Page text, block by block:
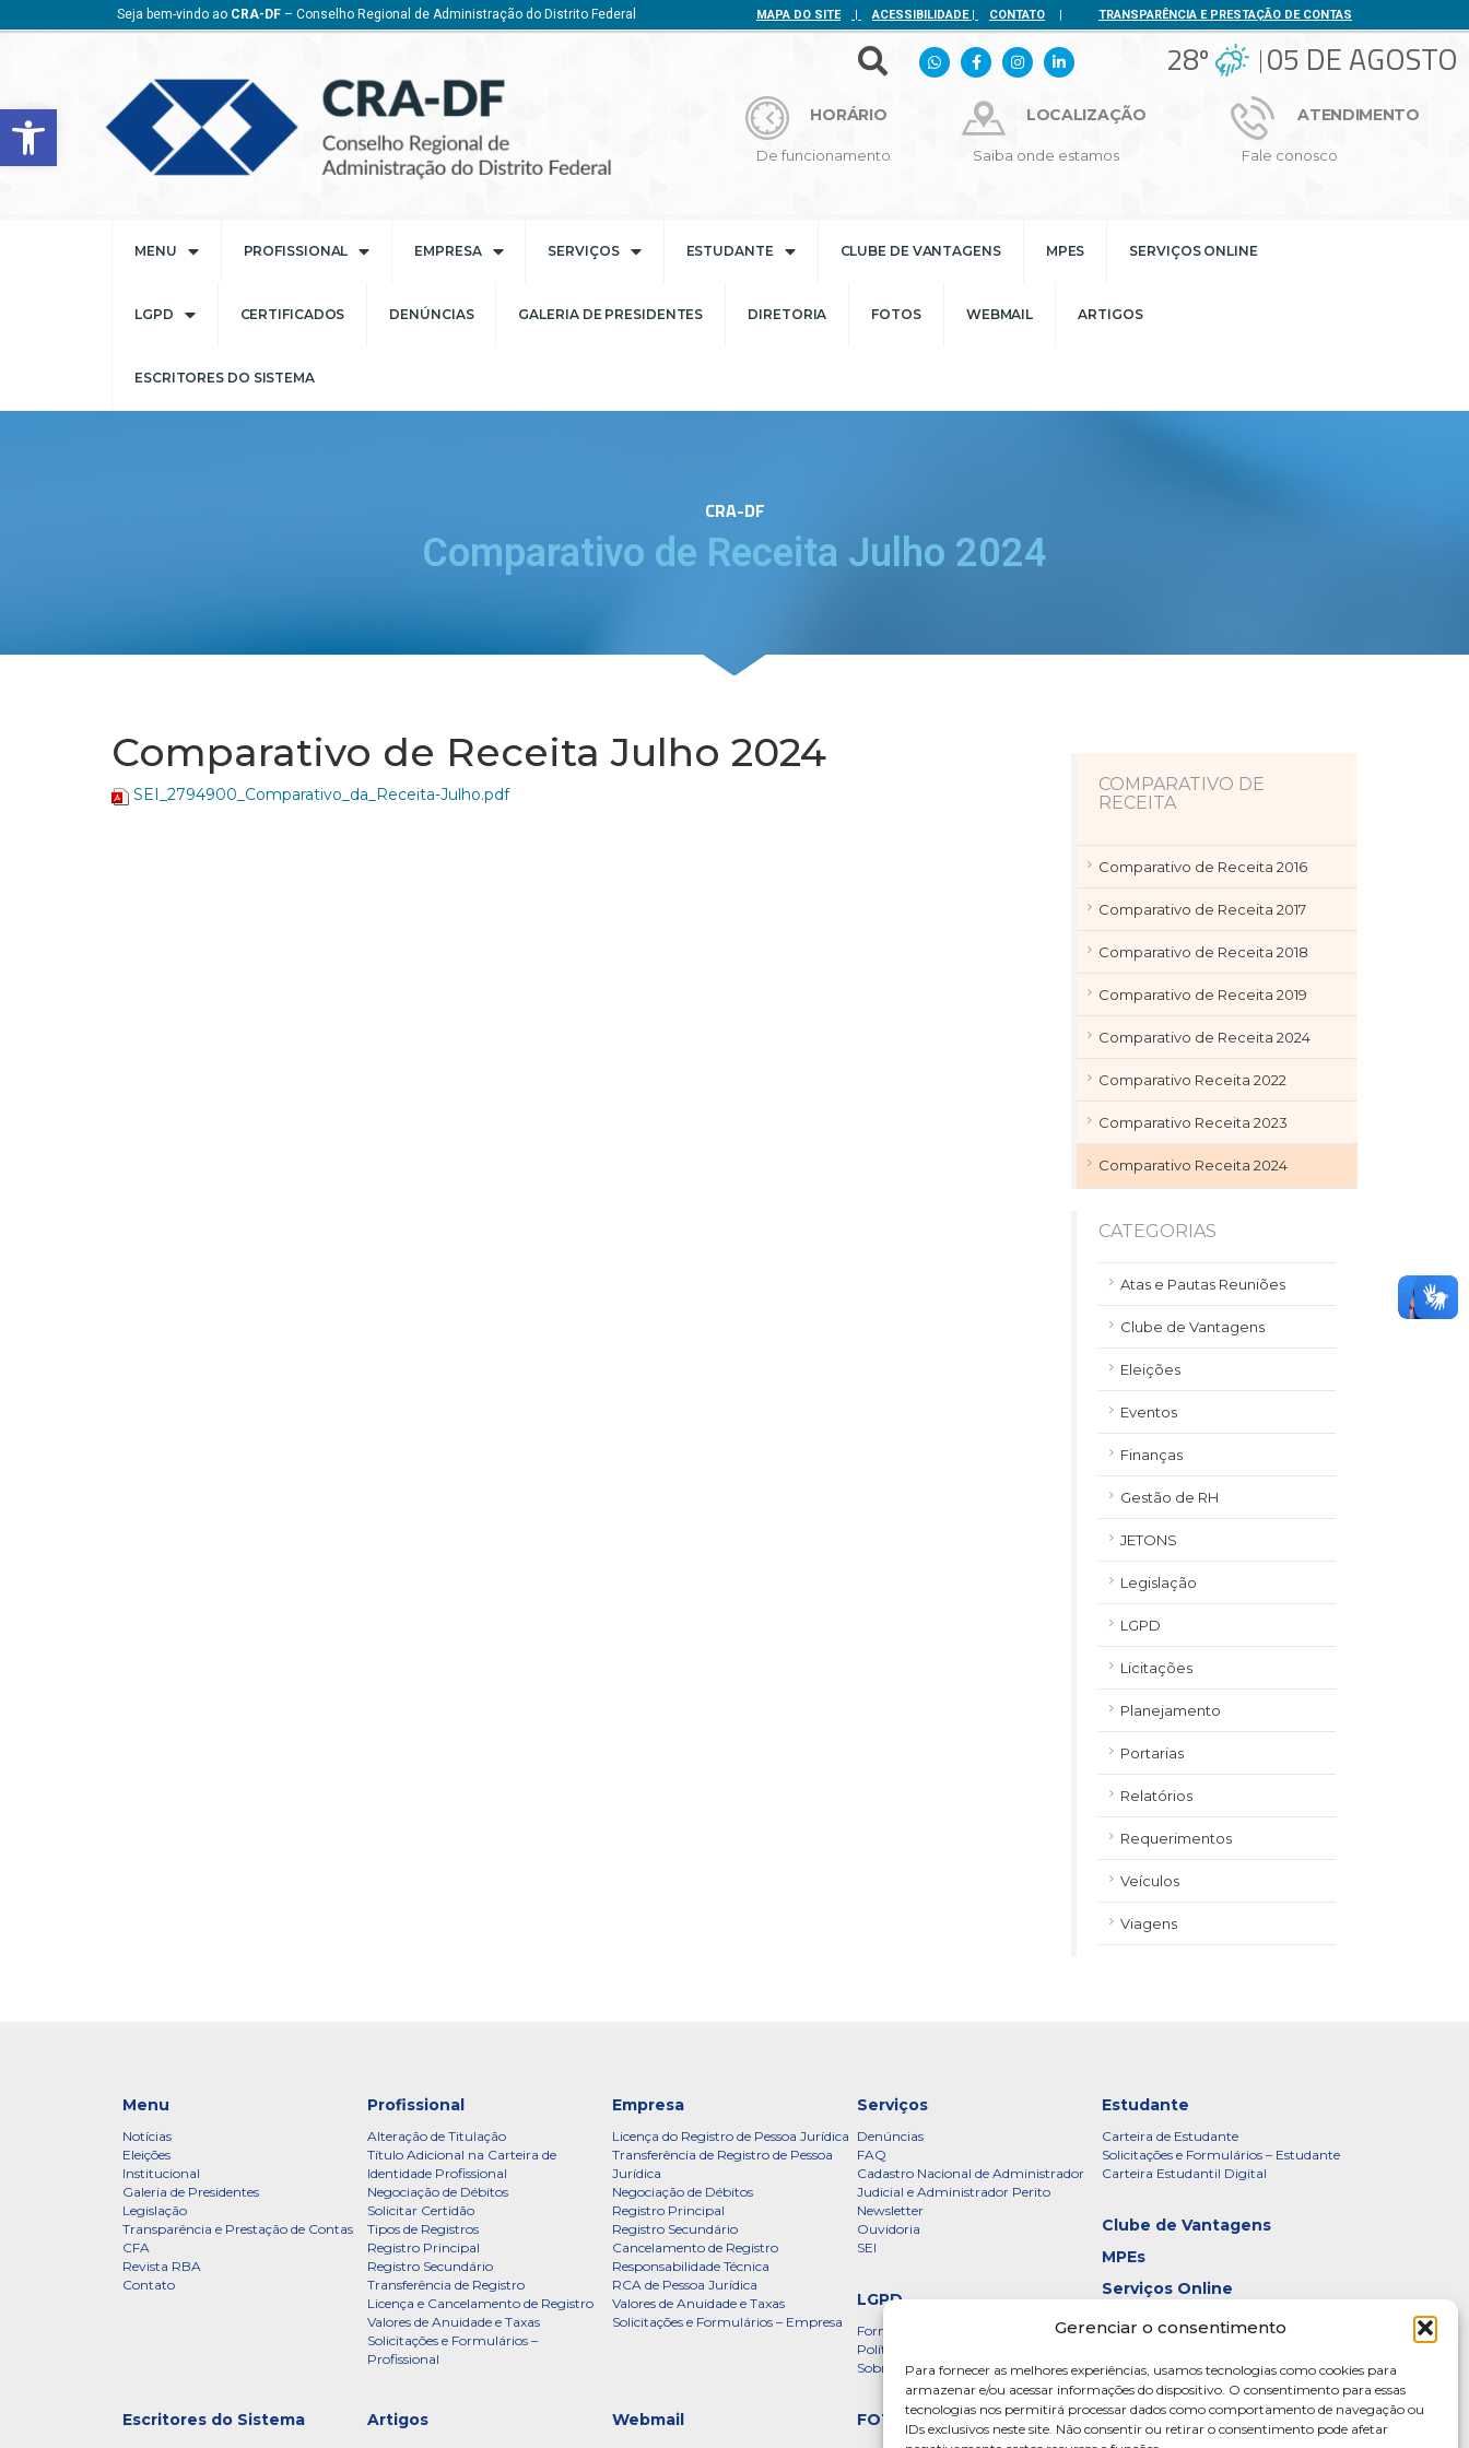
Barra de Ferramentas Aberta
Gerenciar o consentimento
Para fornecer as melhores experiências, usamos tecnologias como cookies para
armazenar e/ou acessar informações do dispositivo. O consentimento para essas
tecnologias nos permitirá processar dados como comportamento de navegação ou
IDs exclusivos neste site. Não consentir ou retirar o consentimento pode afetar
Seja bem-vindo ao CRA-DF – Conselho Regional de Administração do Distrito Federal MAPA DO SITE | ACESSIBILIDADE| CONTATO | TRANSPARÊNCIA E PRESTAÇÃO DE CONTAS
28º 05 DE AGOSTO
HORÁRIO
De funcionamento
LOCALIZAÇÃO
Saiba onde estamos
ATENDIMENTO
Fale conosco
MENU PROFISSIONAL EMPRESA SERVIÇOS ESTUDANTE CLUBE DE VANTAGENS MPES SERVIÇOS ONLINE
LGPD CERTIFICADOS DENÚNCIAS GALERIA DE PRESIDENTES DIRETORIA FOTOS WEBMAIL ARTIGOS
ESCRITORES DO SISTEMA
CRA-DF
Comparativo de Receita Julho 2024
Comparativo de Receita Julho 2024
SEI_2794900_Comparativo_da_Receita-Julho.pdf
COMPARATIVO DE
RECEITA
Comparativo de Receita 2016
Comparativo de Receita 2017
Comparativo de Receita 2018
Comparativo de Receita 2019
Comparativo de Receita 2024
Comparativo Receita 2022
Comparativo Receita 2023
Comparativo Receita 2024
CATEGORIAS
Atas e Pautas Reuniões
Clube de Vantagens
Eleições
Eventos
Finanças
Gestão de RH
JETONS
Legislação
LGPD
Licitações
Planejamento
Portarias
Relatórios
Requerimentos
Veículos
Viagens
Menu
Notícias
Eleições
Institucional
Galeria de Presidentes
Legislação
Transparência e Prestação de Contas
CFA
Revista RBA
Contato
Profissional
Alteração de Titulação
Título Adicional na Carteira de
Identidade Profissional
Negociação de Débitos
Solicitar Certidão
Tipos de Registros
Registro Principal
Registro Secundário
Transferência de Registro
Licença e Cancelamento de Registro
Valores de Anuidade e Taxas
Solicitações e Formulários –
Profissional
Empresa
Licença do Registro de Pessoa Jurídica
Transferência de Registro de Pessoa
Jurídica
Negociação de Débitos
Registro Principal
Registro Secundário
Cancelamento de Registro
Responsabilidade Técnica
RCA de Pessoa Jurídica
Valores de Anuidade e Taxas
Solicitações e Formulários – Empresa
Serviços
Denúncias
FAQ
Cadastro Nacional de Administrador
Judicial e Administrador Perito
Newsletter
Ouvidoria
SEI
Estudante
Carteira de Estudante
Solicitações e Formulários – Estudante
Carteira Estudantil Digital
Clube de Vantagens
MPEs
Serviços Online
LGPD
Formulário
Política de Privacidade – CRADF
Sobre a LGPD
Certificados
Galeria de Presidentes
Diretoria
FOTOS
Webmail
Artigos
Escritores do Sistema